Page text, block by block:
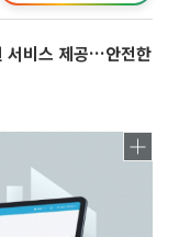
서비스 제공…안전한